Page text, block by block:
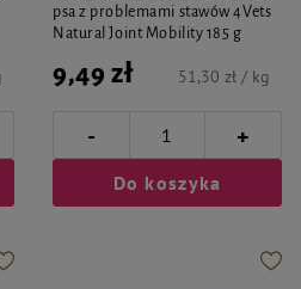
psa z problemami stawów 4Vets
Natural Joint Mobility 185 g
9,49 zł 51,30 zł / kg
- +
Do koszyka